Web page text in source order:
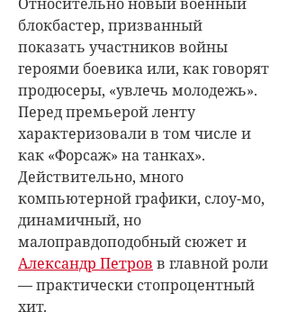
блокбастер, призванный
показать участников войны
героями боевика или, как говорят
продюсеры, «увлечь молодежь».
Перед премьерой ленту
характеризовали в том числе и
как «Форсаж» на танках».
Действительно, много
компьютерной графики, слоу-мо,
динамичный, но
малоправдоподобный сюжет и
Александр Петров в главной роли
— практически стопроцентный
хит.